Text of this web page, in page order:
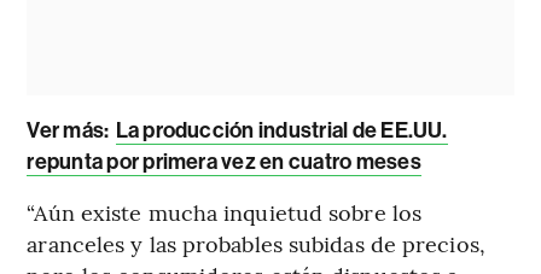
Ver más: La producción industrial de EE.UU.
repunta por primera vez en cuatro meses
“Aún existe mucha inquietud sobre los
aranceles y las probables subidas de precios,